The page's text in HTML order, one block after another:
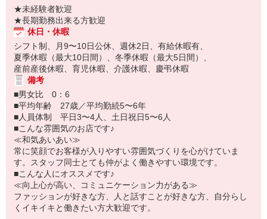
★未経験者歓迎
★長期勤務出来る方歓迎
休日・休暇
シフト制、月9〜10日公休、週休2日、有給休暇有、
夏季休暇（最大10日間）、冬季休暇（最大5日間）、
産前産後休暇、育児休暇、介護休暇、慶弔休暇
備考
■男女比 0：6
■平均年齢 27歳／平均勤続5〜6年
■人員体制 平日3〜4人、土日祝日5〜6人
■こんな雰囲気のお店です♪
≪和気あいあい≫
常に笑顔でお客様が入りやすい雰囲気づくりを心がけていま
す。スタッフ同士とても仲がよく働きやすい環境です。
■こんな人にオススメです♪
≪向上心が高い、コミュニケーション力がある≫
ファッションが好きな方、人と話すことが好きな方、自分らし
くイキイキと働きたい方大歓迎です。